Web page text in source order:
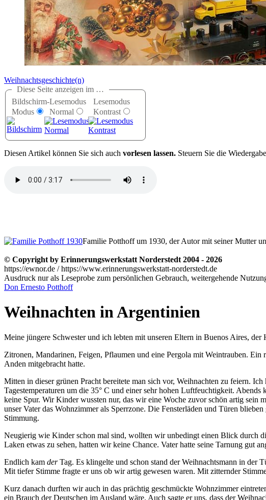
Weihnachtsgeschichte(n)
Diese Seite anzeigen im …
Bildschirm-
Modus
Lesemodus
Normal
Lesemodus
Kontrast
Diesen Artikel können Sie sich auch vorlesen lassen. Steuern Sie die
Familie Potthoff um 1930, der Autor mit seiner Mutter
© Copyright by Erinnerungswerkstatt Norderstedt 2004 - 2026
https://ewnor.de / https://www.erinnerungswerkstatt-norderstedt.de
Ausdruck nur als Leseprobe zum persönlichen Gebrauch, weitergehende
Don Ernesto Potthoff
Weihnachten in Argentinien
Meine jüngere Schwester und ich lebten mit unseren Eltern in Buenos Aires,
Zitronen, Mandarinen, Feigen, Pflaumen und eine Pergola mit Weintrauben.
Anden mitgebracht hatte.
Mitten in dieser grünen Pracht bereitete man sich vor, Weihnachten zu feiern.
Tagestemperaturen um die 35° C und einer sehr hohen Luftfeuchtigkeit.
keine Spur. Wir Kinder wussten nur, das wir eine Woche zuvor schön artig sein
unser Vater das Wohnzimmer als Sperrzone. Die Fensterläden und Türen
Stimmung.
Neugierig wie Kinder schon mal sind, wollten wir unbedingt einen Blick durch
Laken etwas zu sehen, hatten wir keine Chance. Vater hatte seine Tarnung gut
Endlich kam derTag. Es klingelte und schon stand der Weihnachtsmann in der
Mit tiefer Stimme fragte er uns ob wir artig gewesen waren. Mit zitternder
Kurz danach durften wir auch in das prächtig geschmückte Wohnzimmer
ein Brauch der Deutschen im Ausland wäre. Auch sagte er uns, dass der